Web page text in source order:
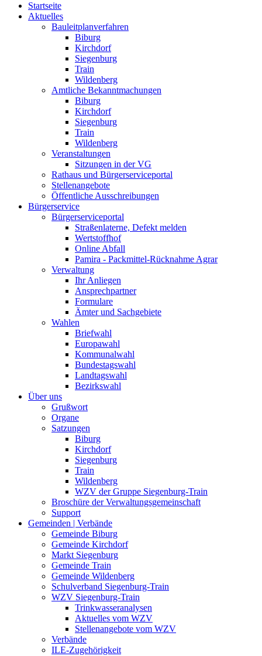
Startseite
Aktuelles
Bauleitplanverfahren
Biburg
Kirchdorf
Siegenburg
Train
Wildenberg
Amtliche Bekanntmachungen
Biburg
Kirchdorf
Siegenburg
Train
Wildenberg
Veranstaltungen
Sitzungen in der VG
Rathaus und Bürgerserviceportal
Stellenangebote
Öffentliche Ausschreibungen
Bürgerservice
Bürgerserviceportal
Straßenlaterne, Defekt melden
Wertstoffhof
Online Abfall
Pamira - Packmittel-Rücknahme Agrar
Verwaltung
Ihr Anliegen
Ansprechpartner
Formulare
Ämter und Sachgebiete
Wahlen
Briefwahl
Europawahl
Kommunalwahl
Bundestagswahl
Landtagswahl
Bezirkswahl
Über uns
Grußwort
Organe
Satzungen
Biburg
Kirchdorf
Siegenburg
Train
Wildenberg
WZV der Gruppe Siegenburg-Train
Broschüre der Verwaltungsgemeinschaft
Support
Gemeinden | Verbände
Gemeinde Biburg
Gemeinde Kirchdorf
Markt Siegenburg
Gemeinde Train
Gemeinde Wildenberg
Schulverband Siegenburg-Train
WZV Siegenburg-Train
Trinkwasseranalysen
Aktuelles vom WZV
Stellenangebote vom WZV
Verbände
ILE-Zugehörigkeit